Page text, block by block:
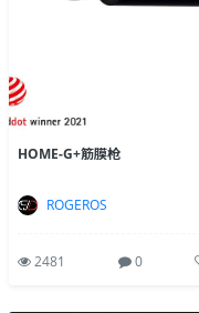
HOME-G+筋膜枪
ROGEROS
2481 0